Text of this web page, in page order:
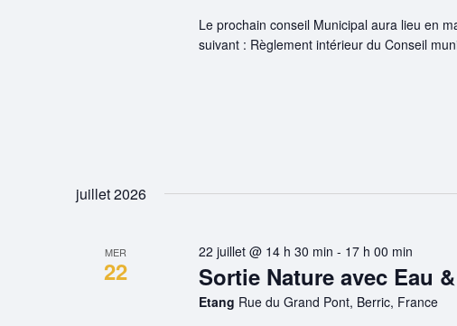
Le prochain conseil Municipal aura lieu en
suivant : Règlement intérieur du Conseil
juillet 2026
MER
22
22 juillet @ 14 h 30 min - 17 h 00 min
Sortie Nature avec Eau
Etang Rue du Grand Pont, Berric, France